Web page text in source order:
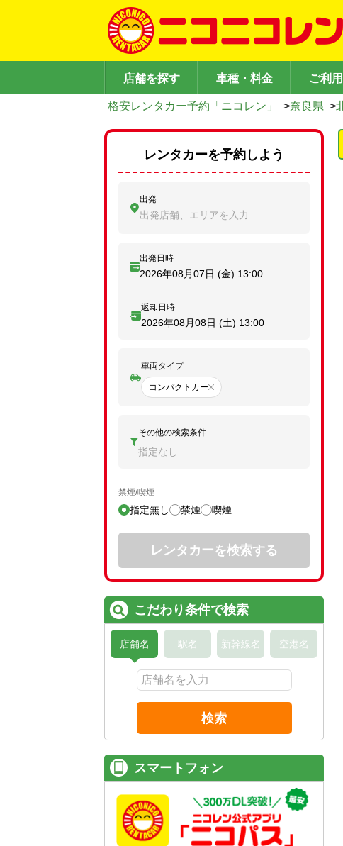
店舗を探す 車種・料金 ご利
格安レンタカー予約「ニコレン」 >奈良県 >
レンタカーを予約しよう
出発
出発店舗、エリアを入力
出発日時
2026年08月07日 (金) 13:00
返却日時
2026年08月08日 (土) 13:00
車両タイプ
コンパクトカー
その他の検索条件
指定なし
禁煙/喫煙
指定無し 禁煙 喫煙
レンタカーを検索する
こだわり条件で検索
店舗名 駅名 新幹線名 空港名
検索
スマートフォン